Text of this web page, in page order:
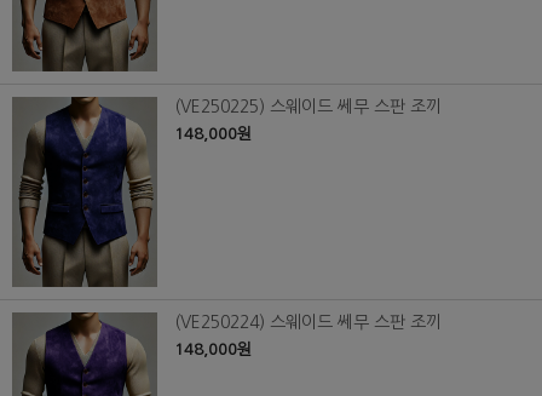
(VE250225) 스웨이드 쎄무 스판 조끼
148,000원
(VE250224) 스웨이드 쎄무 스판 조끼
148,000원